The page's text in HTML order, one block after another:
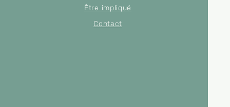
Être impliqué
Contact